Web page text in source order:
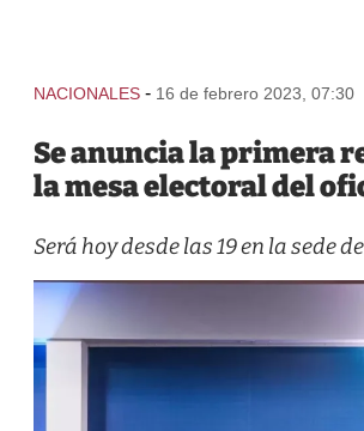
NACIONALES - 16 de febrero 2023, 07:30
Se anuncia la primera
la mesa electoral del
Será hoy desde las 19 en la sede